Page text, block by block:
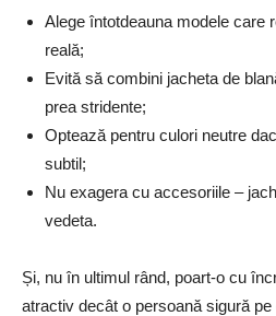
Alege întotdeauna modele care
reală;
Evită să combini jacheta de
prea stridente;
Optează pentru culori neutre
subtil;
Nu exagera cu accesoriile –
vedeta.
Și, nu în ultimul rând, poart-o cu
atractiv decât o persoană sigură